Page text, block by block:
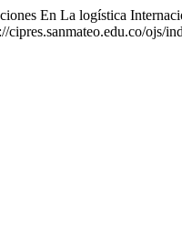
En La logística
ojs/